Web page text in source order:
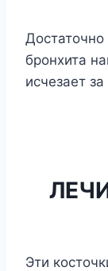
Достаточно
бронхита
исчезает
Эти